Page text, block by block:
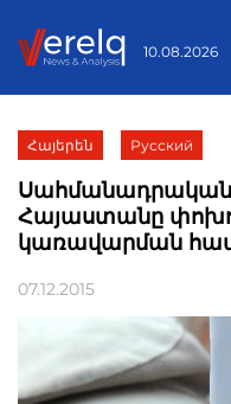
10.08.2026
Հայերեն Русский
Սահմանադրական
Հայաստանը
կառավարման
07.12.2015